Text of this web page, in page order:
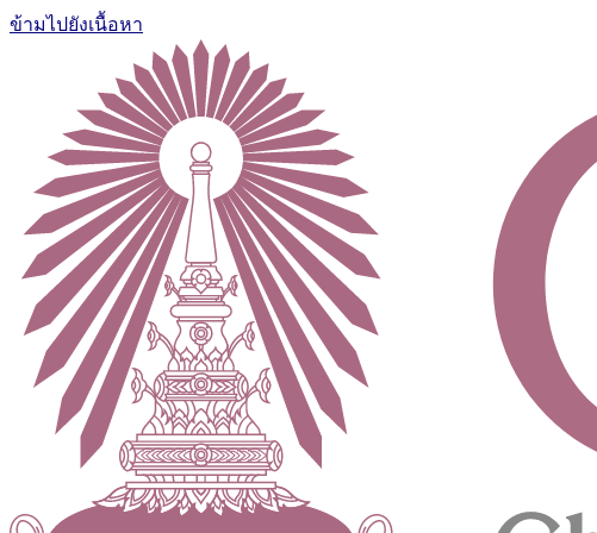
ข้ามไปยังเนื้อหา